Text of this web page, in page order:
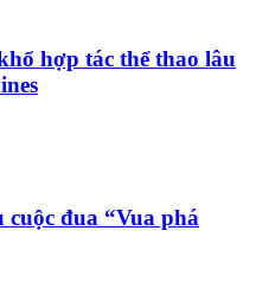
hợp tác thể thao lâu
đua “Vua phá